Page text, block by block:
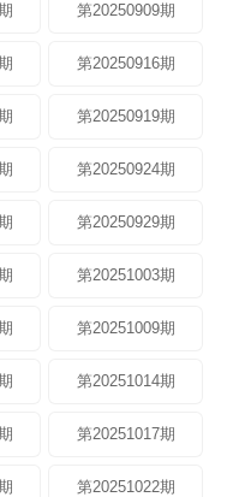
第20250909期
第20250916期
第20250919期
第20250924期
第20250929期
第20251003期
第20251009期
第20251014期
第20251017期
第20251022期